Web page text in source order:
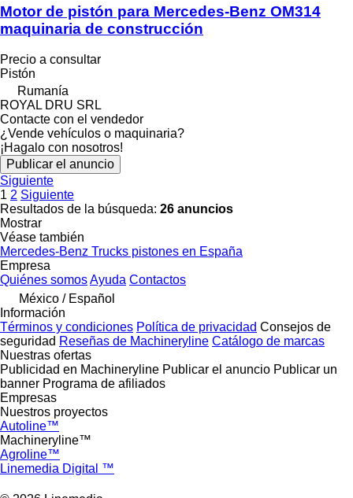
Motor de pistón para Mercedes-Benz OM314
maquinaria de construcción
Precio a consultar
Pistón
Rumanía
ROYAL DRU SRL
Contacte con el vendedor
¿Vende vehículos o maquinaria?
¡Hagalo con nosotros!
Publicar el anuncio
Siguiente
1 2 Siguiente
Resultados de la búsqueda: 26 anuncios
Mostrar
Véase también
Mercedes-Benz Trucks pistones en España
Empresa
Quiénes somosAyuda Contactos
México / Español
Información
Términos y condiciones Política de privacidad Consejos de
seguridad Reseñas de Machineryline Catálogo de marcas
Nuestras ofertas
Publicidad en Machineryline Publicar el anuncio Publicar un
banner Programa de afiliados
Empresas
Nuestros proyectos
Autoline™
Machineryline™
Agroline™
Linemedia Digital ™